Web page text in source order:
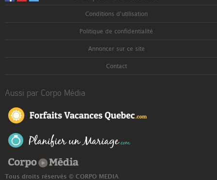
Conditions d'utilisation
Politique de confidentialité
Annoncer sur ce site
Contact
Aussi par Corpo Média
Tous droits réservés © CORPO MEDIA